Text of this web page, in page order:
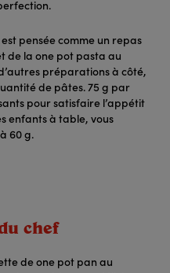
pensée comme un repas
de la one pot pasta au
préparations à côté,
de pâtes. 75 g par
pour satisfaire l’appétit
enfants à table, vous
60 g.
chef
de one pot pan au